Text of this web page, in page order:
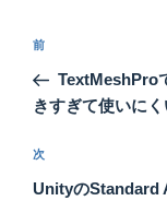
投
ナ
ゲ
ー
前
の
投
前
TextMeshPro
きすぎて使いにく
次
の
次
UnityのStandard